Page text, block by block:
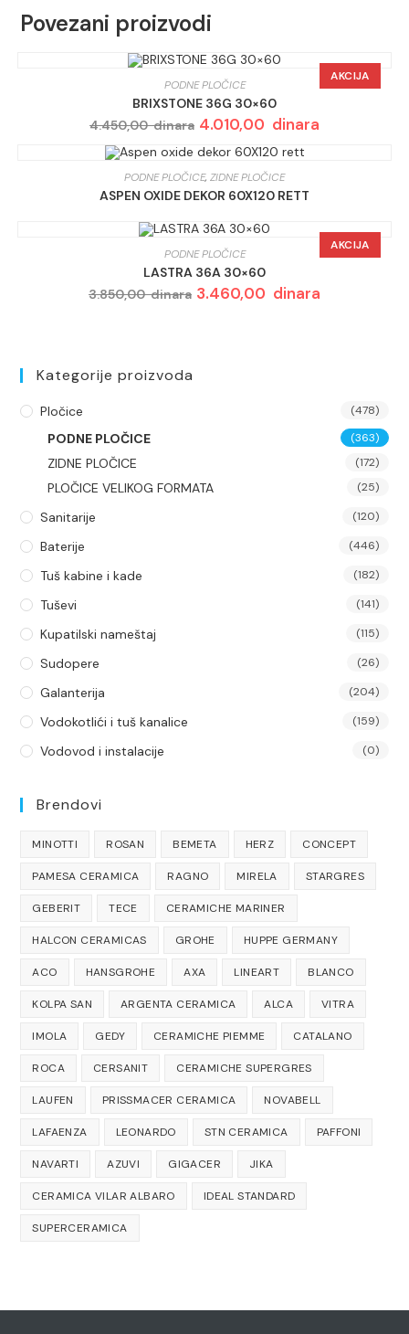
Povezani proizvodi
AKCIJA
PODNE PLOČICE
BRIXSTONE 36G 30×60
4.450,00dinara Originalna
je
bila:
4.450,00 dinara.
4.010,00 dinara
PODNE PLOČICE, ZIDNE PLOČICE
ASPEN OXIDE DEKOR 60X120 RETT
AKCIJA
PODNE PLOČICE
LASTRA 36A 30×60
3.850,00dinara Originalna
3.460,00 dinara
Kategorije proizvoda
Pločice (478)
PODNE PLOČICE (363)
ZIDNE PLOČICE (172)
PLOČICE VELIKOG FORMATA (25)
Sanitarije (120)
Baterije (446)
Tuš kabine i kade (182)
Tuševi (141)
Kupatilski nameštaj (115)
Sudopere (26)
Galanterija (204)
Vodokotlići i tuš kanalice (159)
Vodovod i instalacije (0)
Brendovi
MINOTTI ROSAN BEMETA HERZ CONCEPT
PAMESA CERAMICA RAGNO MIRELA STARGRES
GEBERIT TECE CERAMICHE MARINER
HALCON CERAMICAS GROHE HUPPE GERMANY
ACO HANSGROHE AXA LINEART BLANCO
KOLPA SAN ARGENTA CERAMICA ALCA VITRA
IMOLA GEDY CERAMICHE PIEMME CATALANO
ROCA CERSANIT CERAMICHE SUPERGRES
LAUFEN PRISSMACER CERAMICA NOVABELL
LAFAENZA LEONARDO STN CERAMICA PAFFONI
NAVARTI AZUVI GIGACER JIKA
CERAMICA VILAR ALBARO IDEAL STANDARD
SUPERCERAMICA